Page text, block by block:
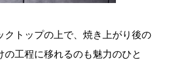
クトップの上で、焼き上がり後の
の工程に移れるのも魅力のひと